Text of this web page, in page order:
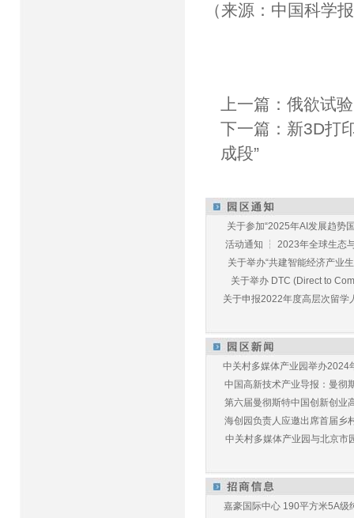
（来源：中国科学
上一篇：俄欲试
下一篇： 新3D打
成段”
关于参加“2025年AI发展趋势
活动通知 ┆ 2023年全球生态
关于举办“共建智能经济产业
关于举办 DTC (Direct to
关于申报2022年度高层次留学
中关村多媒体产业园举办2024
中国高新技术产业导报：曼彻
第六届曼彻斯特中国创新创业
海创园负责人应邀出席首届乡
中关村多媒体产业园与北京市
嘉豪国际中心 190平方米5A级